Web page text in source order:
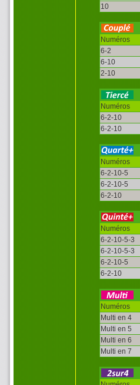
10
Numéros
6-2
6-10
2-10
Numéros
6-2-10
6-2-10
Numéros
6-2-10-5
6-2-10-5
6-2-10
Numéros
6-2-10-5-3
6-2-10-5-3
6-2-10-5
6-2-10
Numéros
Multi en 4
Multi en 5
Multi en 6
Multi en 7